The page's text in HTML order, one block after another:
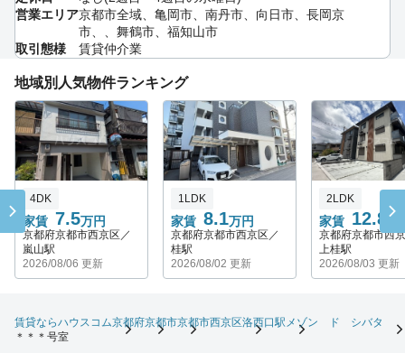
営業エリア京都市全域、亀岡市、南丹市、向日市、長岡京
市、、舞鶴市、福知山市
取引態様
賃貸仲介業
地域別人気物件ランキング
家賃 7.5万円
4DK
京都府京都市西京区／
嵐山駅
2026/08/06 更新
家賃 8.1万円
1LDK
京都府京都市西京区／
桂駅
2026/08/02 更新
家賃 12.8 万
2LDK
京都府京都市西
上桂駅
2026/08/03 更新
賃貸ならハウスコム京都府京都市京都市西京区洛西口駅 メゾン ド シバタ
＊＊＊号室